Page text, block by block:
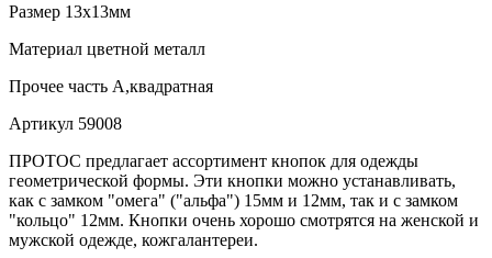
Размер 13х13мм
Материал цветной металл
Прочее часть А,квадратная
Артикул 59008
ПРОТОС предлагает ассортимент кнопок для одежды
геометрической формы. Эти кнопки можно устанавливать,
как с замком "омега" ("альфа") 15мм и 12мм, так и с замком
"кольцо" 12мм. Кнопки очень хорошо смотрятся на женской и
мужской одежде, кожгалантереи.